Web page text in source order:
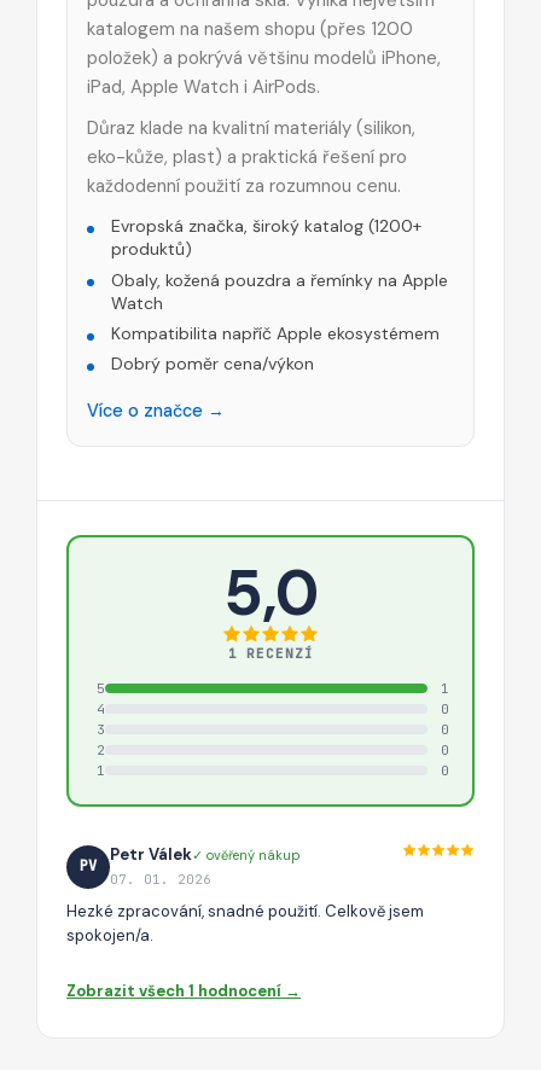
katalogem na našem shopu (přes 1200
položek) a pokrývá většinu modelů iPhone,
iPad, Apple Watch i AirPods.
Důraz klade na kvalitní materiály (silikon,
eko-kůže, plast) a praktická řešení pro
každodenní použití za rozumnou cenu.
Evropská značka, široký katalog (1200+
produktů)
Obaly, kožená pouzdra a řemínky na Apple
Watch
Kompatibilita napříč Apple ekosystémem
Dobrý poměr cena/výkon
Více o značce →
5,0
1 RECENZÍ
5
1
4
0
3
0
2
0
1
0
PV
Petr Válek✓ ověřený nákup
07. 01. 2026
Hezké zpracování, snadné použití. Celkově jsem
spokojen/a.
Zobrazit všech 1 hodnocení →